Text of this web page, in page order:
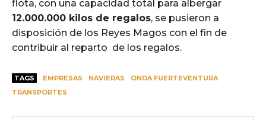
flota, con una capacidad total para albergar
12.000.000 kilos de regalos, se pusieron a
disposición de los Reyes Magos con el fin de
contribuir al reparto de los regalos.
TAGS EMPRESAS NAVIERAS
ONDA FUERTEVENTURA
TRANSPORTES